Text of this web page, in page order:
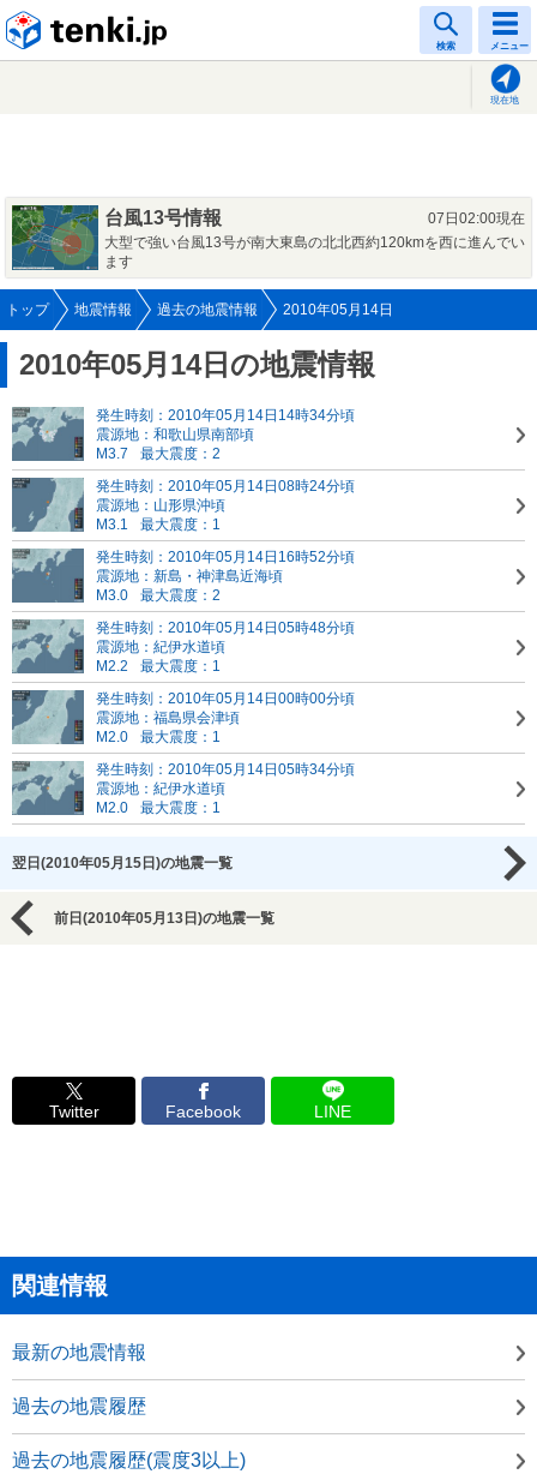
検索 メニュー
現在地
台風13号情報
07日02:00現在
大型で強い台風13号が南大東島の北北西約120kmを西に進んでい
ます
トップ 地震情報 過去の地震情報 2010年05月14日
2010年05月14日の地震情報
発生時刻：2010年05月14日14時34分頃
震源地：和歌山県南部頃
M3.7
最大震度：2
発生時刻：2010年05月14日08時24分頃
震源地：山形県沖頃
M3.1
最大震度：1
発生時刻：2010年05月14日16時52分頃
震源地：新島・神津島近海頃
M3.0
最大震度：2
発生時刻：2010年05月14日05時48分頃
震源地：紀伊水道頃
M2.2
最大震度：1
発生時刻：2010年05月14日00時00分頃
震源地：福島県会津頃
M2.0
最大震度：1
発生時刻：2010年05月14日05時34分頃
震源地：紀伊水道頃
M2.0
最大震度：1
翌日(2010年05月15日)の地震一覧
前日(2010年05月13日)の地震一覧
Twitter Facebook LINE
関連情報
最新の地震情報
過去の地震履歴
過去の地震履歴(震度3以上)